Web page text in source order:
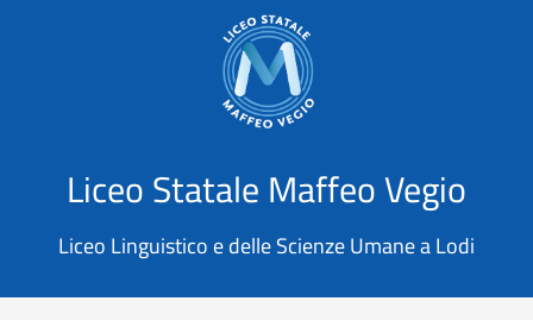
Liceo Statale Maffeo Vegio
Liceo Linguistico e delle Scienze Umane a Lodi
Cerca